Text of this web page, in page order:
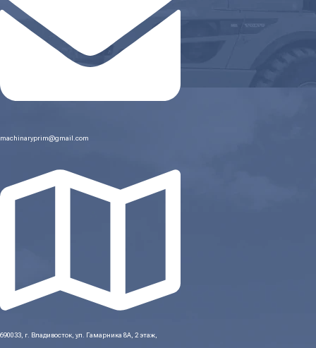
machinaryprim@gmail.com
690033, г. Владивосток, ул. Гамарника 8А, 2 этаж,